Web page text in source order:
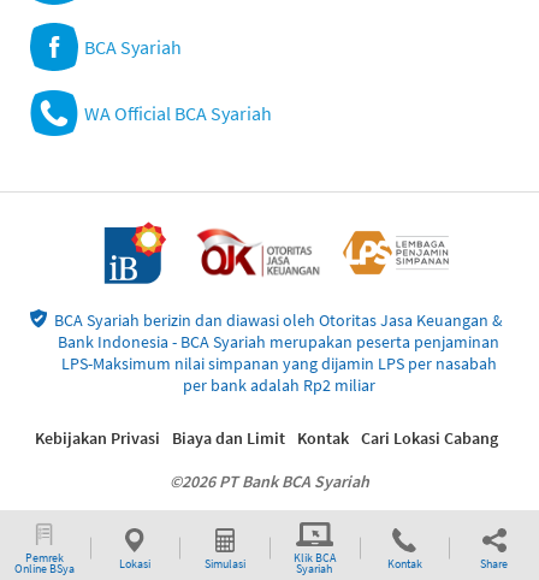
Pemrek
Online BSya Lokasi Simulasi Klik BCA
Syariah Kontak Share
BCA Syariah
WA Official BCA Syariah
BCA Syariah berizin dan diawasi oleh Otoritas Jasa Keuangan &
Bank Indonesia - BCA Syariah merupakan peserta penjaminan
LPS-Maksimum nilai simpanan yang dijamin LPS per nasabah
per bank adalah Rp2 miliar
©2026 PT Bank BCA Syariah
Kebijakan Privasi Biaya dan Limit Kontak Cari Lokasi Cabang